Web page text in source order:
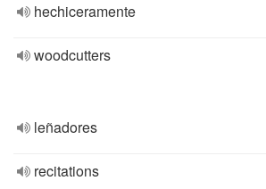
hechiceramente
woodcutters
leñadores
recitations